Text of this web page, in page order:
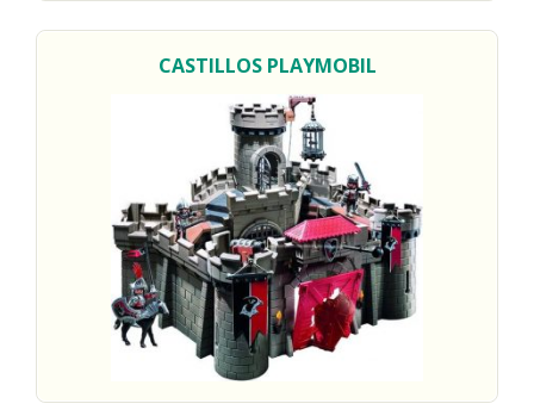
CASTILLOSPLAYMOBIL